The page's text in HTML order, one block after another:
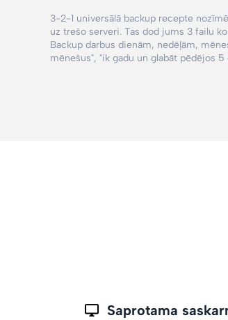
3-2-1 universālā backup recepte
uz trešo serveri. Tas dod jums 3 failu
Backup darbus dienām, nedēļām,
mēnešus", "ik gadu un glabāt pēdējos 5
Saprotama